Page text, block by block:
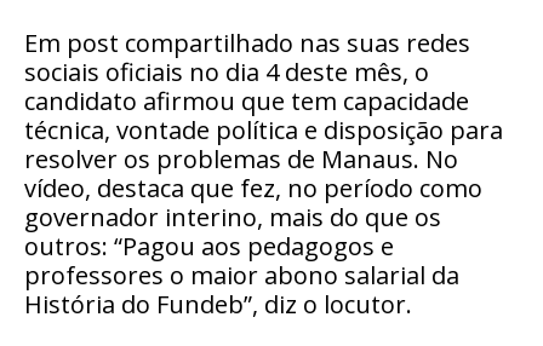
Em post compartilhado nas suas redes
sociais oficiais no dia 4 deste mês, o
candidato afirmou que tem capacidade
técnica, vontade política e disposição para
resolver os problemas de Manaus. No
vídeo, destaca que fez, no período como
governador interino, mais do que os
outros: “Pagou aos pedagogos e
professores o maior abono salarial da
História do Fundeb”, diz o locutor.